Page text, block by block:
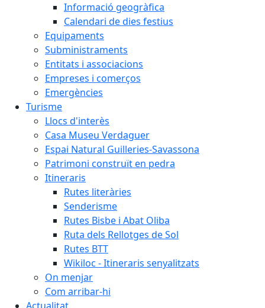
Informació geogràfica
Calendari de dies festius
Equipaments
Subministraments
Entitats i associacions
Empreses i comerços
Emergències
Turisme
Llocs d'interès
Casa Museu Verdaguer
Espai Natural Guilleries-Savassona
Patrimoni construït en pedra
Itineraris
Rutes literàries
Senderisme
Rutes Bisbe i Abat Oliba
Ruta dels Rellotges de Sol
Rutes BTT
Wikiloc - Itineraris senyalitzats
On menjar
Com arribar-hi